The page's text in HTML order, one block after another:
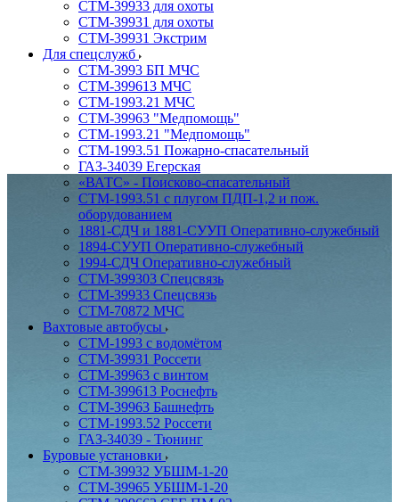
СТМ-39933 для охоты
СТМ-39931 для охоты
СТМ-39931 Экстрим
Для спецслужб
СТМ-3993 БП МЧС
СТМ-399613 МЧС
СТМ-1993.21 МЧС
СТМ-39963 "Медпомощь"
СТМ-1993.21 "Медпомощь"
СТМ-1993.51 Пожарно-спасательный
ГАЗ-34039 Егерская
«ВАТС» - Поисково-спасательный
СТМ-1993.51 с плугом ПДП-1,2 и пож.
оборудованием
1881-СДЧ и 1881-СУУП Оперативно-служебный
1894-СУУП Оперативно-служебный
1994-СДЧ Оперативно-служебный
СТМ-399303 Спецсвязь
СТМ-39933 Спецсвязь
СТМ-70872 МЧС
Вахтовые автобусы
СТМ-1993 с водомётом
СТМ-39931 Россети
СТМ-39963 с винтом
СТМ-399613 Роснефть
СТМ-39963 Башнефть
СТМ-1993.52 Россети
ГАЗ-34039 - Тюнинг
Буровые установки
СТМ-39932 УБШМ-1-20
СТМ-39965 УБШМ-1-20